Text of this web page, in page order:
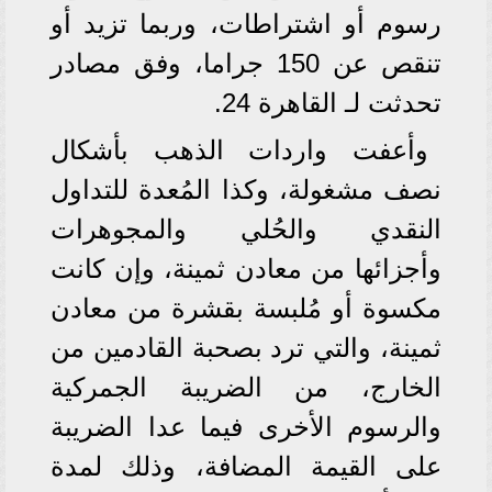
رسوم أو اشتراطات، وربما تزيد أو
تنقص عن 150 جراما، وفق مصادر
تحدثت لـ القاهرة 24.
وأعفت واردات الذهب بأشكال
نصف مشغولة، وكذا المُعدة للتداول
النقدي والحُلي والمجوهرات
وأجزائها من معادن ثمينة، وإن كانت
مكسوة أو مُلبسة بقشرة من معادن
ثمينة، والتي ترد بصحبة القادمين من
الخارج، من الضريبة الجمركية
والرسوم الأخرى فيما عدا الضريبة
على القيمة المضافة، وذلك لمدة